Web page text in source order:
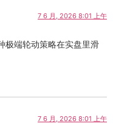
7 6 月, 2026 8:01 上午
极端轮动策略在实盘里滑
7 6 月, 2026 8:01 上午